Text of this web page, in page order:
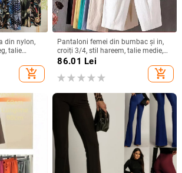
din nylon,
talie
add_shopping_cart
Pantaloni femei din bumbac și in,
croiți 3/4, stil hareem, talie medie,
croială lejeră, vară casual
86.01 Lei
add_shopping_cart